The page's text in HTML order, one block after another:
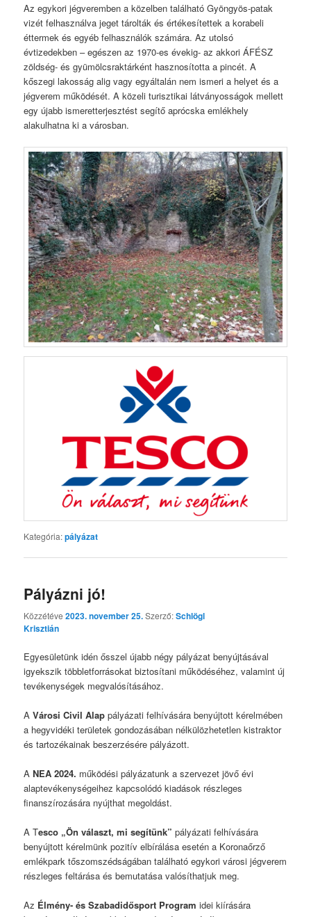
Az egykori jégveremben a közelben található Gyöngyös-patak
vizét felhasználva jeget tárolták és értékesítettek a korabeli
éttermek és egyéb felhasználók számára. Az utolsó
évtizedekben – egészen az 1970-es évekig- az akkori ÁFÉSZ
zöldség- és gyümölcsraktárként hasznosította a pincét. A
kőszegi lakosság alig vagy egyáltalán nem ismeri a helyet és a
jégverem működését. A közeli turisztikai látványosságok mellett
egy újabb ismeretterjesztést segítő aprócska emlékhely
alakulhatna ki a városban.
Kategória:pályázat
Pályázni jó!
Közzétéve2023. november 25.Szerző:Schlögl
Krisztián
Egyesületünk idén ősszel újabb négy pályázat benyújtásával
igyekszik többletforrásokat biztosítani működéséhez, valamint új
tevékenységek megvalósításához.
AVárosi Civil Alap pályázati felhívására benyújtott kérelmében
a hegyvidéki területek gondozásában nélkülözhetetlen kistraktor
és tartozékainak beszerzésére pályázott.
ANEA 2024. működési pályázatunk a szervezet jövő évi
alaptevékenységeihez kapcsolódó kiadások részleges
finanszírozására nyújthat megoldást.
A Tesco „Ön választ, mi segítünk”pályázati felhívására
benyújtott kérelmünk pozitív elbírálása esetén a Koronaőrző
emlékpark tőszomszédságában található egykori városi jégverem
részleges feltárása és bemutatása valósíthatjuk meg.
Az Élmény- és Szabadidősport Programidei kiírására